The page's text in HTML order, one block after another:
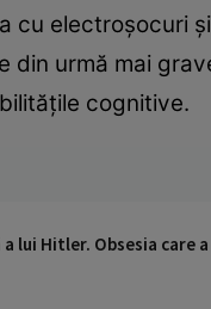
cu electroșocuri
din urmă mai
cognitive.
lui Hitler. Obsesia care